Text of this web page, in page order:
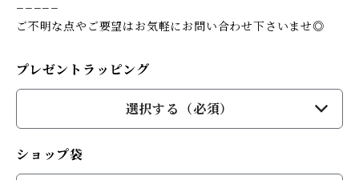
ご不明な点やご要望はお気軽にお問い合わせ下さいませ◎
プレゼントラッピング
選択する（必須）
ショップ袋